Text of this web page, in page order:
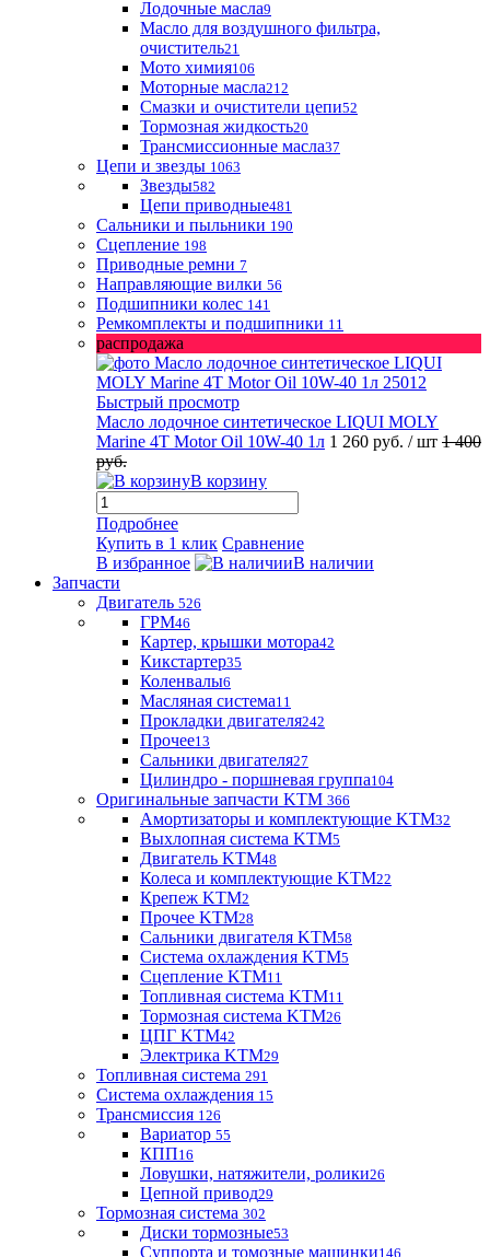
Лодочные масла9
Масло для воздушного фильтра,
очиститель21
Мото химия106
Моторные масла212
Смазки и очистители цепи52
Тормозная жидкость20
Трансмиссионные масла37
Цепи и звезды 1063
Звезды582
Цепи приводные481
Сальники и пыльники 190
Сцепление 198
Приводные ремни 7
Направляющие вилки 56
Подшипники колес 141
Ремкомплекты и подшипники 11
распродажа
Быстрый просмотр
Масло лодочное синтетическое LIQUI MOLY
Marine 4T Motor Oil 10W-40 1л 1 260 руб. / шт 1 400
руб.
В корзину
Подробнее
Купить в 1 клик Сравнение
В избранное
В наличии
Запчасти
Двигатель 526
ГРМ46
Картер, крышки мотора42
Кикстартер35
Коленвалы6
Масляная система11
Прокладки двигателя242
Прочее13
Сальники двигателя27
Цилиндро - поршневая группа104
Оригинальные запчасти KTM 366
Амортизаторы и комплектующие KTM32
Выхлопная система KTM5
Двигатель KTM48
Колеса и комплектующие KTM22
Крепеж KTM2
Прочее KTM28
Сальники двигателя KTM58
Система охлаждения KTM5
Сцепление KTM11
Топливная система KTM11
Тормозная система KTM26
ЦПГ KTM42
Электрика KTM29
Топливная система 291
Система охлаждения 15
Трансмиссия 126
Вариатор 55
КПП16
Ловушки, натяжители, ролики26
Цепной привод29
Тормозная система 302
Диски тормозные53
Суппорта и томозные машинки146